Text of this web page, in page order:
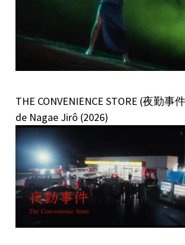
THE CONVENIENCE STORE (夜勤事
de Nagae Jirô (2026)